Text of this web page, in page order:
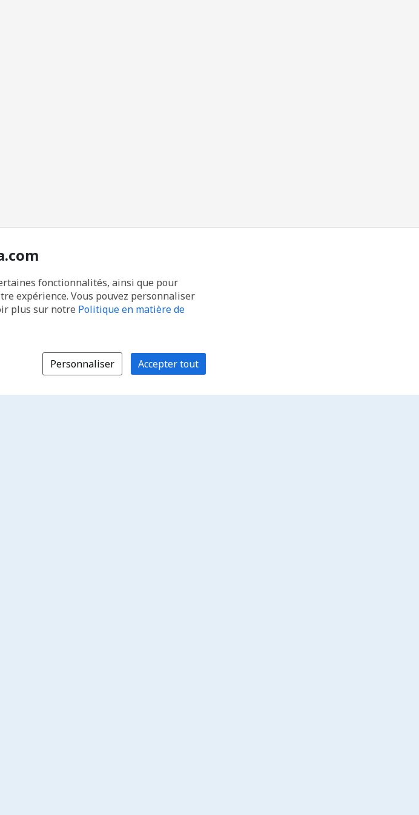
fonctionnalités, ainsi que pour
expérience. Vous pouvez personnaliser
plus sur notre Politique en matière de
Personnaliser Accepter tout